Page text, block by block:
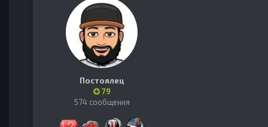
Постоялец
79
574 сообщения